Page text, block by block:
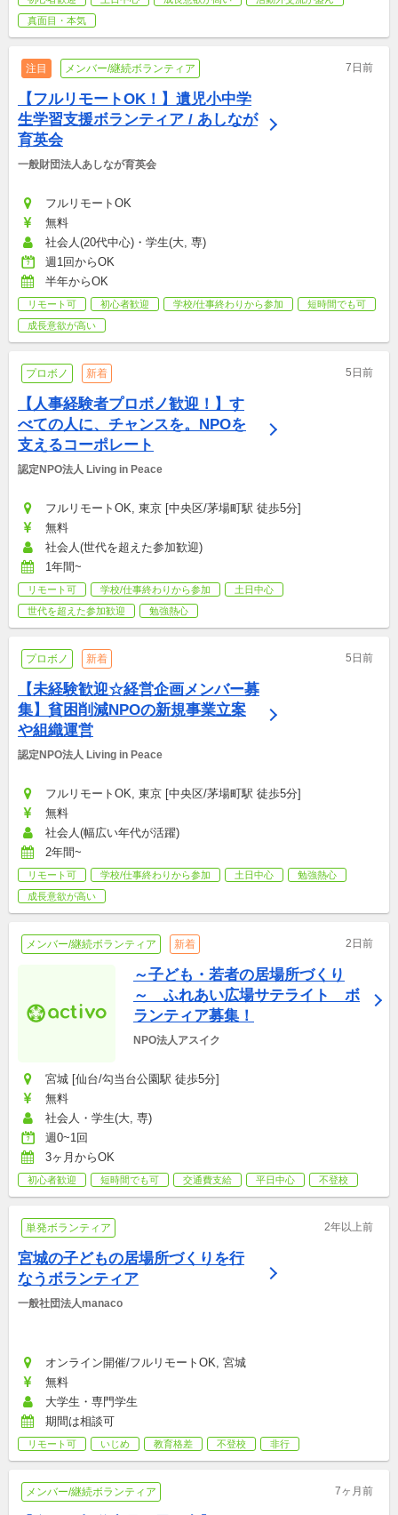
真面目・本気
注目 メンバー/継続ボランティア 7日前
【フルリモートOK！】遺児小中学
生学習支援ボランティア / あしなが
育英会
一般財団法人あしなが育英会
フルリモートOK
無料
社会人(20代中心)・学生(大, 専)
週1回からOK
半年からOK
リモート可 初心者歓迎 学校/仕事終わりから参加
短時間でも可
成長意欲が高い
プロボノ 新着 5日前
【人事経験者プロボノ歓迎！】す
べての人に、チャンスを。NPOを
支えるコーポレート
認定NPO法人 Living in Peace
フルリモートOK, 東京 [中央区/茅場町駅 徒歩5分]
無料
社会人(世代を超えた参加歓迎)
1年間~
リモート可 学校/仕事終わりから参加
土日中心
世代を超えた参加歓迎
勉強熱心
プロボノ 新着 5日前
【未経験歓迎☆経営企画メンバー募
集】貧困削減NPOの新規事業立案
や組織運営
認定NPO法人 Living in Peace
フルリモートOK, 東京 [中央区/茅場町駅 徒歩5分]
無料
社会人(幅広い年代が活躍)
2年間~
リモート可 学校/仕事終わりから参加 土日中心
勉強熱心
成長意欲が高い
メンバー/継続ボランティア 新着 2日前
～子ども・若者の居場所づくり
～　ふれあい広場サテライト　ボ
ランティア募集！
NPO法人アスイク
宮城 [仙台/勾当台公園駅 徒歩5分]
無料
社会人・学生(大, 専)
週0~1回
3ヶ月からOK
初心者歓迎 短時間でも可 交通費支給 平日中心 不登校
単発ボランティア 2年以上前
宮城の子どもの居場所づくりを行
なうボランティア
一般社団法人manaco
オンライン開催/フルリモートOK, 宮城
無料
大学生・専門学生
期間は相談可
リモート可 いじめ 教育格差 不登校 非行
メンバー/継続ボランティア 7ヶ月前